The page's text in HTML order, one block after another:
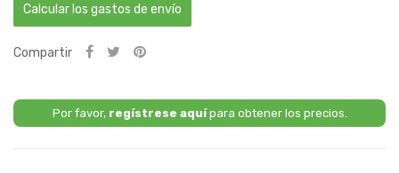
Calcular los gastos de envío
Compartir
Por favor, regístrese aquípara obtener los precios.